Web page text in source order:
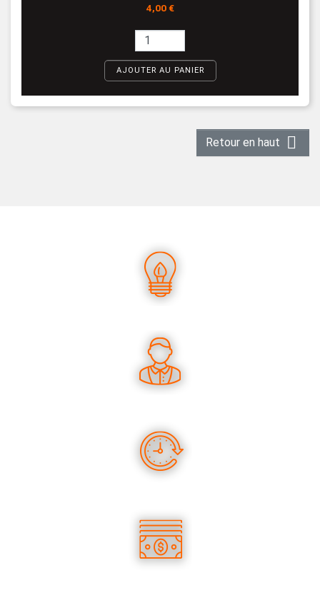
Prix
4,00 €
AJOUTER AU PANIER
Retour en haut 